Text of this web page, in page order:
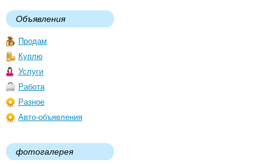
Объявления
Продам
Куплю
Услуги
Работа
Разное
Авто-объявления
фотогалерея